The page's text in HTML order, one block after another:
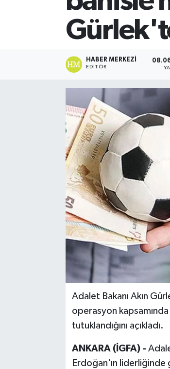
HABER MERKEZI
EDITÖR
Adalet Bakanı Akın
operasyon
tutuklandığını açıkladı.
ANKARA (İGFA) -
Erdoğan'ın